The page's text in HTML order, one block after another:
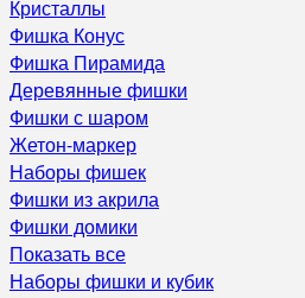
Кристаллы
Фишка Конус
Фишка Пирамида
Деревянные фишки
Фишки с шаром
Жетон-маркер
Наборы фишек
Фишки из акрила
Фишки домики
Показать все
Наборы фишки и кубик